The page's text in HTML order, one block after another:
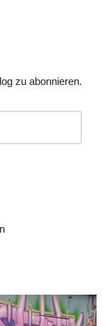
zu abonnieren.